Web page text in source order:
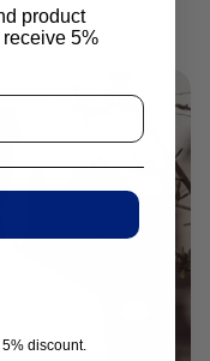
product
5%
discount.